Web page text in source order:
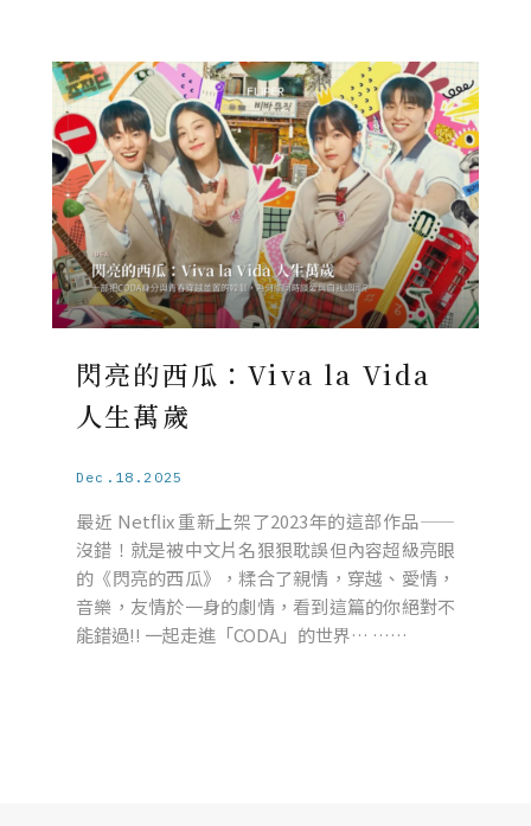
閃亮的西瓜：Viva la Vida
人生萬歲
Dec.18.2025
最近 Netflix 重新上架了2023年的這部作品——
沒錯！就是被中文片名狠狠耽誤但內容超級亮眼
的《閃亮的西瓜》，糅合了親情，穿越、愛情，
音樂，友情於一身的劇情，看到這篇的你絕對不
能錯過!! 一起走進「CODA」的世界… ……